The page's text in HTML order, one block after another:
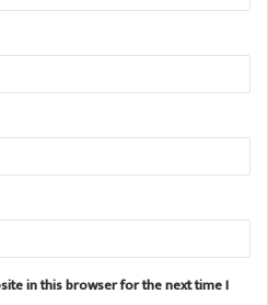
in this browser for the next time I